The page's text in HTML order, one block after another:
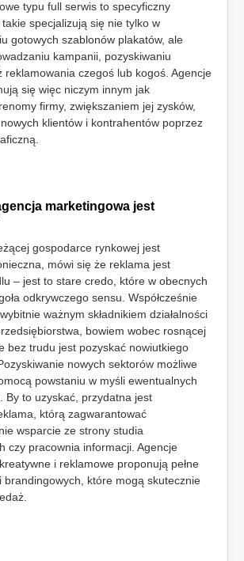
typu full serwis to specyficzny
specjalizują się nie tylko w
gotowych szablonów plakatów, ale
kampanii, pozyskiwaniu
reklamowania czegoś lub kogoś. Agencje
się więc niczym innym jak
firmy, zwiększaniem jej zysków,
klientów i kontrahentów poprzez
marketingowa jest
gospodarce rynkowej jest
mówi się że reklama jest
– jest to stare credo, które w obecnych
odkrywczego sensu. Współcześnie
ważnym składnikiem działalności
bowiem wobec rosnącej
bez trudu jest pozyskać nowiutkiego
nowych sektorów możliwe
powstaniu w myśli ewentualnych
By to uzyskać, przydatna jest
którą zagwarantować
wsparcie ze strony studia
czy pracownia informacji. Agencje
i reklamowe proponują pełne
brandingowych, które mogą skutecznie